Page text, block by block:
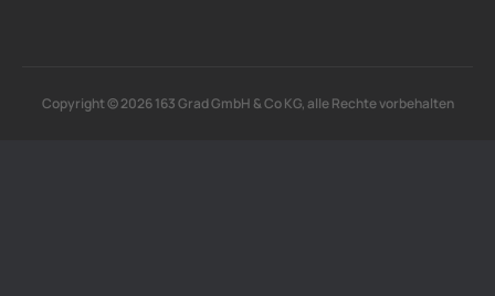
Copyright © 2026 163 Grad GmbH & Co KG, alle Rechte vorbehalten